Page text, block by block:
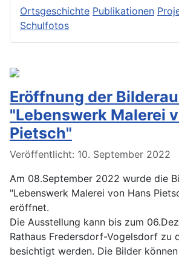
Ortsgeschichte Publikationen
Schulfotos
Eröffnung der
"Lebenswerk Malerei
Pietsch"
Veröffentlicht: 10. September 2022
Am 08.September 2022 wurde die
"Lebenswerk Malerei von Hans
eröffnet.
Die Ausstellung kann bis zum
Rathaus Fredersdorf-Vogelsdorf zu
besichtigt werden. Die Bilder